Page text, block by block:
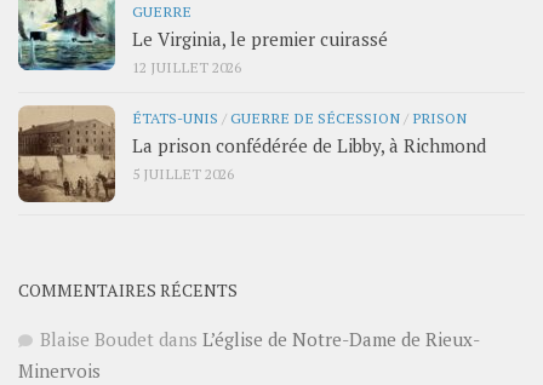
GUERRE
Le Virginia, le premier cuirassé
12 JUILLET 2026
ÉTATS-UNIS /GUERRE DE SÉCESSION/ PRISON
La prison confédérée de Libby, à Richmond
5 JUILLET 2026
COMMENTAIRES RÉCENTS
Blaise Boudet dans L’église de Notre-Dame de Rieux-
Minervois